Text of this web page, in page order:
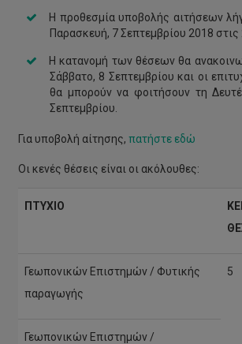
Η προθεσμία υποβολής αιτήσεων
Παρασκευή, 7 Σεπτεμβρίου 2018 στις
Η κατανομή των θέσεων θα
Σάββατο, 8 Σεπτεμβρίου και οι
θα μπορούν να φοιτήσουν τη
Σεπτεμβρίου.
Για υποβολή αίτησης, πατήστε εδώ
Οι κενές θέσεις είναι οι ακόλουθες:
ΠΤΥΧΙΟ
Γεωπονικών Επιστημών / Φυτικής
παραγωγής
5
Γεωπονικών Επιστημών /